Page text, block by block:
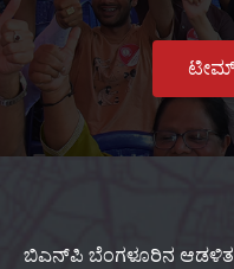
ಟೀಮ್
ಬಿಎನ್‌ಪಿ ಬೆಂಗಳೂರಿನ